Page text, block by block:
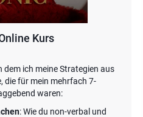
Kurs
dem ich meine Strategien aus
die für mein mehrfach 7-
waren:
: Wie du non-verbal und